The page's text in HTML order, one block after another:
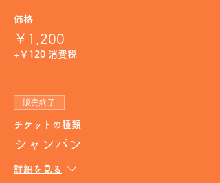
価格
￥1,200
+￥120 消費税
販売終了
チケットの種類
シャンパン
詳細を見る